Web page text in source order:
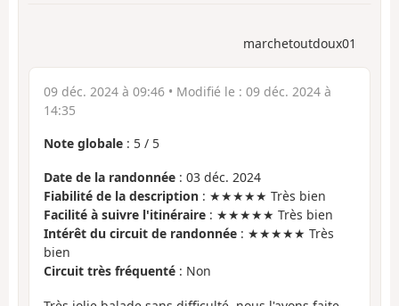
marchetoutdoux01
09 déc. 2024 à 09:46 • Modifié le : 09 déc. 2024 à
14:35
Note globale : 5 / 5
Date de la randonnée : 03 déc. 2024
Fiabilité de la description : ★★★★★ Très bien
Facilité à suivre l'itinéraire : ★★★★★ Très bien
Intérêt du circuit de randonnée : ★★★★★ Très
bien
Circuit très fréquenté : Non